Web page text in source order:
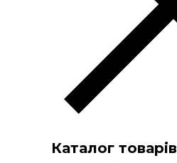
Каталог товарів